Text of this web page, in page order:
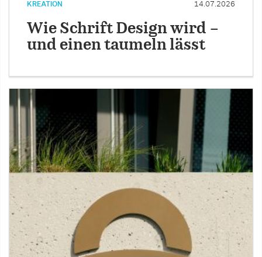
KREATION 14.07.2026
Wie Schrift Design wird –
und einen taumeln lässt